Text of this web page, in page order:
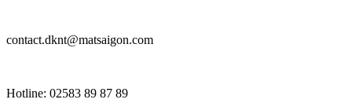
contact.dknt@matsaigon.com
Hotline: 02583 89 87 89